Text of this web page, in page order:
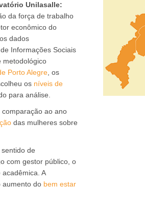
Unilasalle:
da força de trabalho
econômico do
dados
Informações Sociais
metodológico
Porto Alegre , os
os níveis de
para análise.
ao ano
das mulheres sobre
sentido de
com gestor público, o
A
aumento do bem estar